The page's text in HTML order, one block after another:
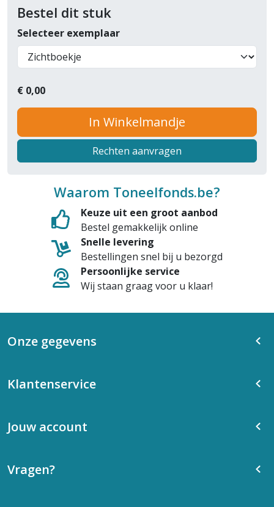
Bestel dit stuk
Selecteer exemplaar
€ 0,00
In Winkelmandje
Rechten aanvragen
Waarom Toneelfonds.be?
Keuze uit een groot aanbod
Bestel gemakkelijk online
Snelle levering
Bestellingen snel bij u bezorgd
Persoonlijke service
Wij staan graag voor u klaar!
Onze gegevens
Klantenservice
Jouw account
Vragen?